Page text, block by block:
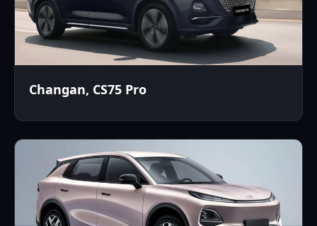
Changan, CS75 Pro